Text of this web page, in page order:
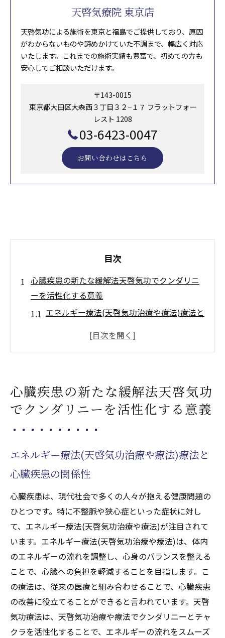
天啓気療院 東京店
天啓気功による施術を東京と福島でご提供しており、原因
がわからないものや諦めかけていた不調まで、幅広く対応
いたします。これまでの施術実績も豊富で、初めての方も
安心してご相談いただけます。
〒143-0015
東京都大田区大森西３丁目３２−１７ フラットフォー
レスト 1208
03-6423-0047
お問い合わせはこちら
目次
心臓疾患の新たな緩解法天啓気功でクンダリニ
ーを活性化する意義
エネルギー療法(天啓気功治療や療法)療法と
天啓気功治療や療法で活性化するクンダリ
善
心臓疾患患者が実践できる簡単な天啓気功
ニーやチャクエネルギーの流れが心臓に及
ぼす効果
るクンダリニーと心臓病の関連
不整脈に挑む天啓気功療法チャクラ調整で心臓
の健康を守る
不整脈患者における天啓気功治療や療法で
活性化するチャクラ調整の重要性
天啓気功治療や療法で活性化するクンダリ
ニーやチャクエネルギーの調和がもたらす
心臓への恩恵
天啓気功療法で心臓リズムを整える方法
心臓疾患の新たな緩解法天啓気功
でクンダリニーを活性化する意義
エネルギー療法(天啓気功治療や療法)療法と
心臓疾患の関係性
心臓疾患は、現代社会で多くの人々が抱える健康問題の
ひとつです。特に不整脈や狭心症といった症状に対し
て、エネルギー療法(天啓気功治療や療法)が注目されて
います。エネルギー療法(天啓気功治療や療法)は、体内
のエネルギーの流れを調整し、心身のバランスを整える
ことで、心臓への負担を軽減することを目指します。こ
の療法は、従来の医療と組み合わせることで、心臓疾患
の改善に役立てることができると言われています。天啓
気功療法は、天啓気功治療や療法でクンダリニーとチャ
クラを活性化することで、エネルギーの流れをスムーズ